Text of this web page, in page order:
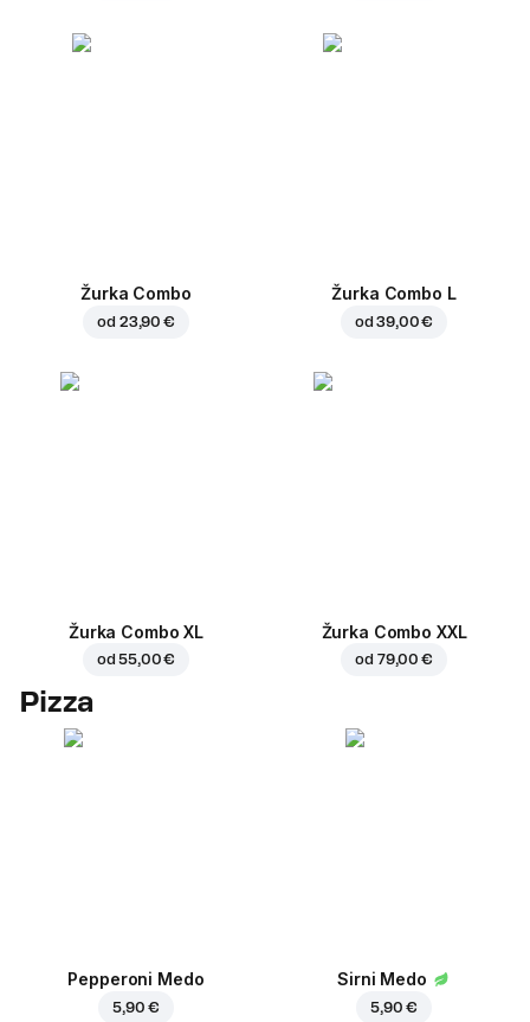
Žurka Combo
od 23,90 €
Žurka Combo L
od39,00 €
Žurka Combo XL
od55,00 €
Žurka Combo XXL
od 79,00 €
Pizza
Pepperoni Medo
5,90 €
Sirni Medo
5,90 €